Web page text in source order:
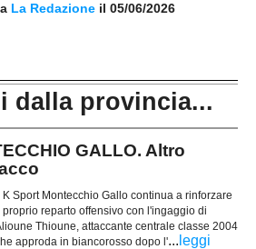
La Redazione il 05/06/2026
dalla provincia...
GALLO. Altro
K Sport Montecchio Gallo continua a rinforzare
proprio reparto offensivo con l'ingaggio di
Thioune, attaccante centrale classe 2004
approda in biancorosso dopo l'... leggi